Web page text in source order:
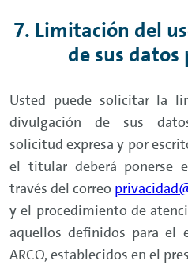
7. Limitación del
de sus datos
Usted puede solicitar la
divulgación de sus
solicitud expresa y por
el titular deberá ponerse
través del correo
y el procedimiento de
aquellos definidos para el
ARCO, establecidos en el